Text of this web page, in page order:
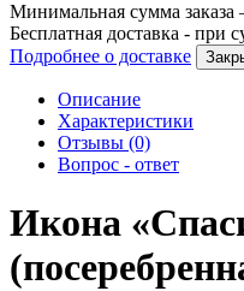
Минимальная сумма заказа
Бесплатная доставка - при
Подробнее о доставке
Описание
Характеристики
Отзывы (0)
Вопрос - ответ
Икона